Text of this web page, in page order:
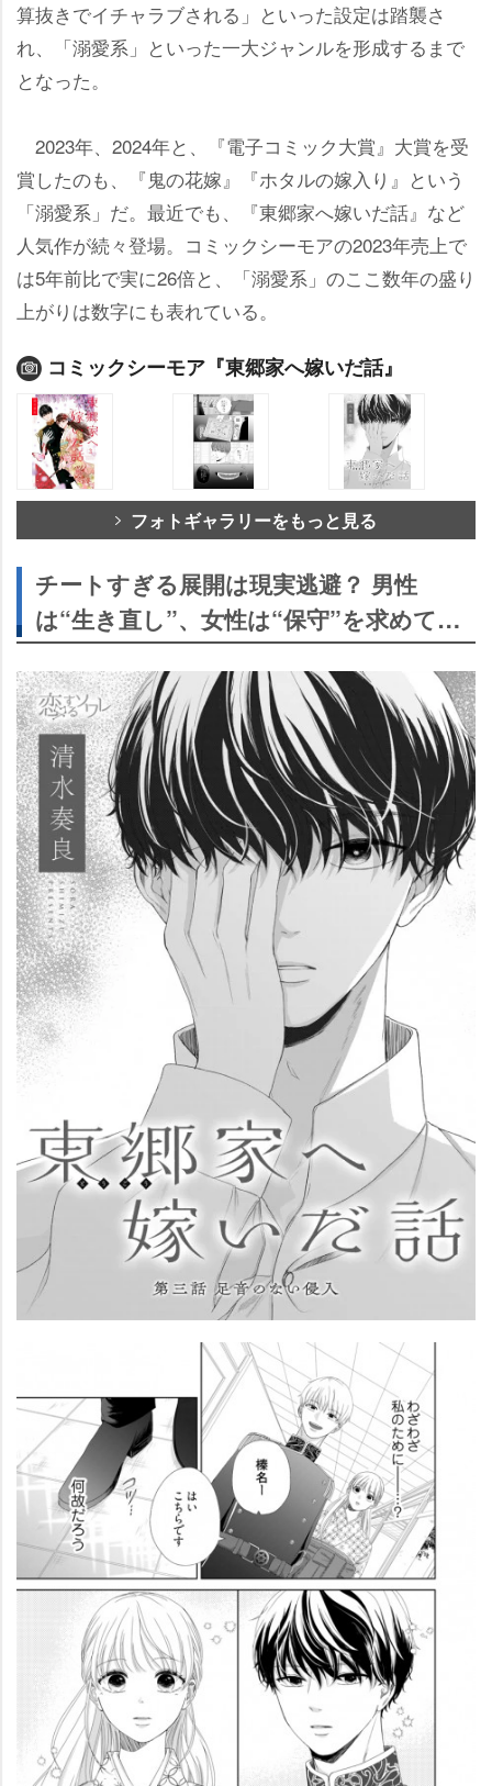
算抜きでイチャラブされる」といった設定は踏襲さ
れ、「溺愛系」といった一大ジャンルを形成するまで
となった。
2023年、2024年と、『電子コミック大賞』大賞を受
賞したのも、『鬼の花嫁』『ホタルの嫁入り』という
「溺愛系」だ。最近でも、『東郷家へ嫁いだ話』など
人気作が続々登場。コミックシーモアの2023年売上で
は5年前比で実に26倍と、「溺愛系」のここ数年の盛り
上がりは数字にも表れている。
コミックシーモア『東郷家へ嫁いだ話』
フォトギャラリーをもっと見る
チートすぎる展開は現実逃避？ 男性
は“生き直し”、女性は“保守”を求めて…